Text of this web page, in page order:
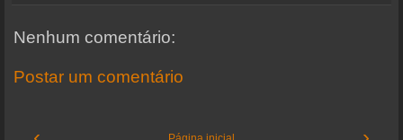
Nenhum comentário:
Postar um comentário